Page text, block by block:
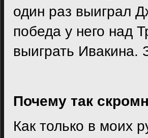
один раз выиграл
победа у него над
выиграть Ивакина.
Почему так
Как только в моих